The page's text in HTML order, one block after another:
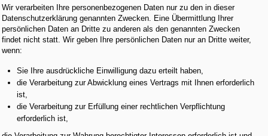
Wir verarbeiten Ihre personenbezogenen Daten nur zu den in dieser
Datenschutzerklärung genannten Zwecken. Eine Übermittlung Ihrer
persönlichen Daten an Dritte zu anderen als den genannten Zwecken
findet nicht statt. Wir geben Ihre persönlichen Daten nur an Dritte weiter,
wenn:
Sie Ihre ausdrückliche Einwilligung dazu erteilt haben,
die Verarbeitung zur Abwicklung eines Vertrags mit Ihnen erforderlich
ist,
die Verarbeitung zur Erfüllung einer rechtlichen Verpflichtung
erforderlich ist,